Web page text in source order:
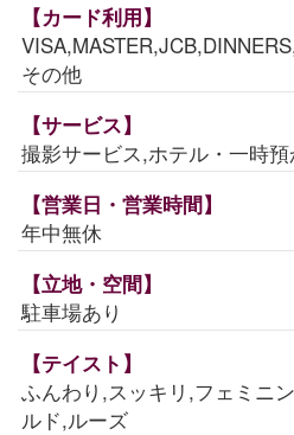
【カード利用】
その他
【サービス】
撮影サービス,ホテル・一時
【営業日・営業時間】
年中無休
【立地・空間】
駐車場あり
【テイスト】
ふんわり,スッキリ,フェミニ
ルド,ルーズ